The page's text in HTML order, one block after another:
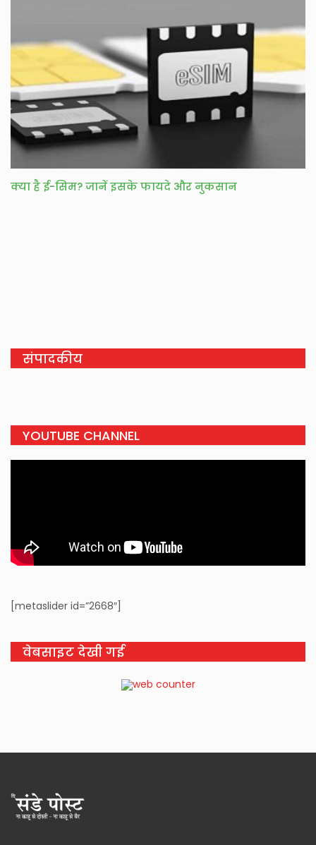
क्या है ई-सिम? जानें इसके फायदे और नुकसान
संपादकीय
YOUTUBE CHANNEL
[metaslider id=”2668″]
वेबसाइट देखी गई